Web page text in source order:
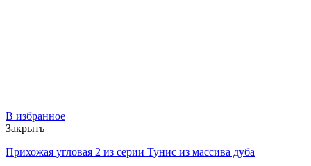
В избранное
Закрыть
Прихожая угловая 2 из серии Тунис из массива дуба